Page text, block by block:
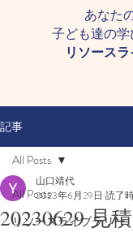
あなた
子ども達の
リソース
記事
All Posts
リソースライブラリー
All Posts
20230629 見
山口靖代
2023年6月29日 読了